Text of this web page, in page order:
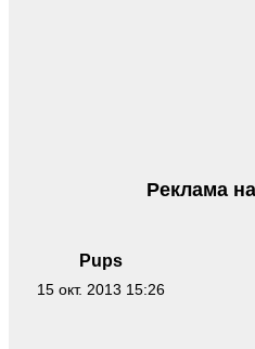
Pups
15 окт. 2013 15:26
Реклама